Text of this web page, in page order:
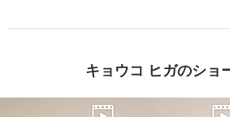
キョウコ ヒガのショ